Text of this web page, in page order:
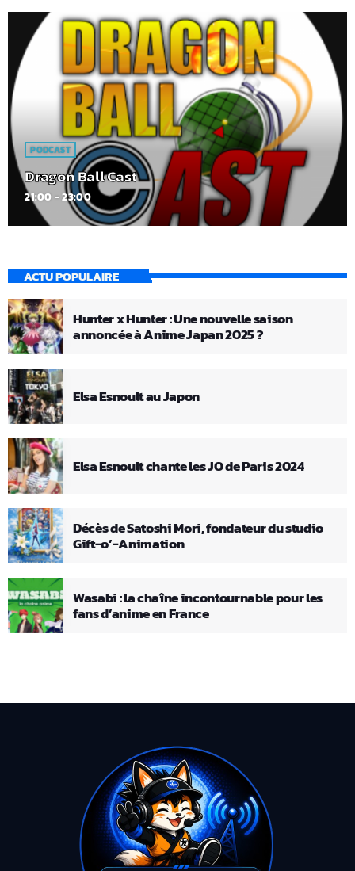
PODCAST
Dragon Ball Cast
21:00 - 23:00
ACTU POPULAIRE
Hunter x Hunter : Une nouvelle saison
annoncée à Anime Japan 2025 ?
Elsa Esnoult au Japon
Elsa Esnoult chante les JO de Paris 2024
Décès de Satoshi Mori, fondateur du studio
Gift-o’-Animation
Wasabi : la chaîne incontournable pour les
fans d’anime en France